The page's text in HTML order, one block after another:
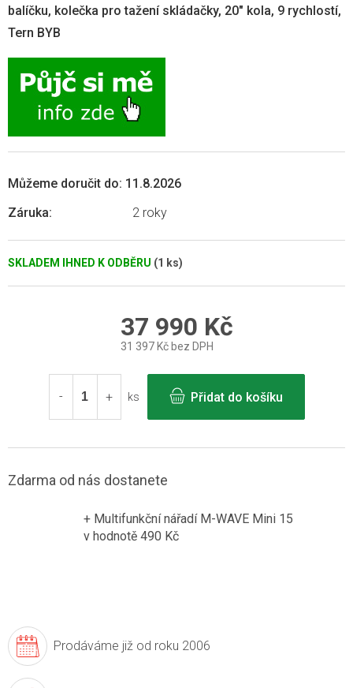
SKLADEM IHNED K ODBĚRU (1 ks)
Můžeme doručit do: 11.8.2026
Záruka: 2 roky
Zdarma od nás dostanete
+ Multifunkční nářadí M-WAVE Mini 15
v hodnotě 490 Kč
balíčku, kolečka pro tažení skládačky, 20" kola, 9 rychlostí,
Tern BYB
37 990 Kč
31 397 Kč bez DPH
cena:
ks
Přidat do košíku
Prodáváme již od roku 2006